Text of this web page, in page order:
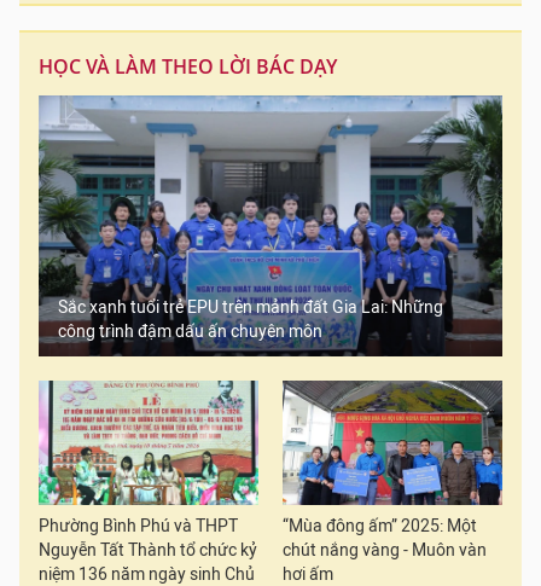
HỌC VÀ LÀM THEO LỜI BÁC DẠY
Sắc xanh tuổi trẻ EPU trên mảnh đất Gia Lai: Những
công trình đậm dấu ấn chuyên môn
Phường Bình Phú và THPT
Nguyễn Tất Thành tổ chức kỷ
niệm 136 năm ngày sinh Chủ
“Mùa đông ấm” 2025: Một
chút nắng vàng - Muôn vàn
hơi ấm